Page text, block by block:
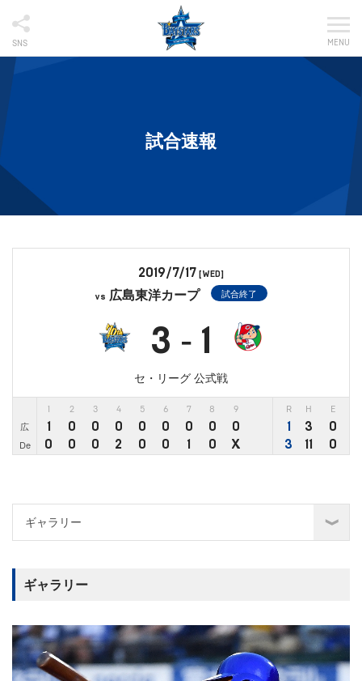
SNS MENU
試合速報
2019/7/17 [WED]
vs 広島東洋カープ 試合終了
3 - 1
セ・リーグ 公式戦
2 3 4 5 6 7 8 9 R H E
広 1 0 0 0 0 0 0 0 0 1 3 0
De 0 0 0 2 0 0 1 0 X 3 11 0
ギャラリー